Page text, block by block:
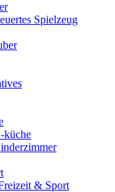
Spielzeug
küche
& Sport